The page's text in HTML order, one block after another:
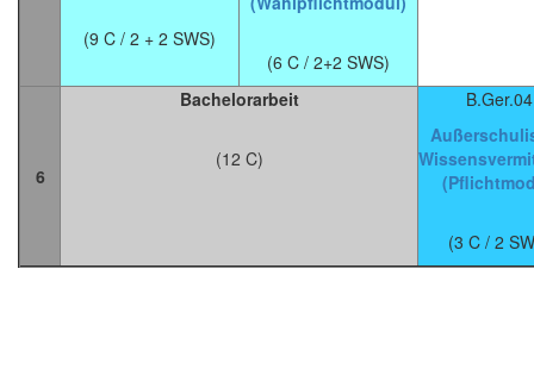
(9 C / 2 + 2 SWS)
(6 C / 2+2 SWS)
6
Bachelorarbeit
(12 C)
B.Ger.04
(3 C / 2